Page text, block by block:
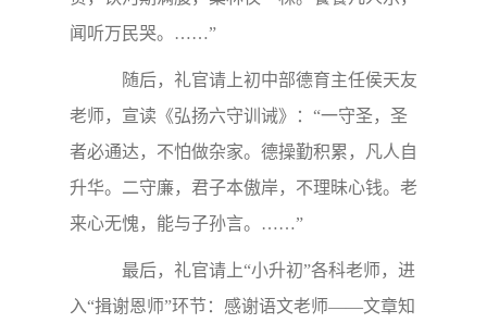
在《将军令》雄壮的音乐衬托下，礼官
请上了“小升初”年级主任宋小妍老师，宣读
《摒除六恶训诫》：“一除独，残贼不可忍，
独夫惧人本。万世开太平，民主是元神。二除
贪，饮河期满腹，巢林仅一株。饕餮几人乐，
闻听万民哭。……”
随后，礼官请上初中部德育主任侯天友
老师，宣读《弘扬六守训诫》：“一守圣，圣